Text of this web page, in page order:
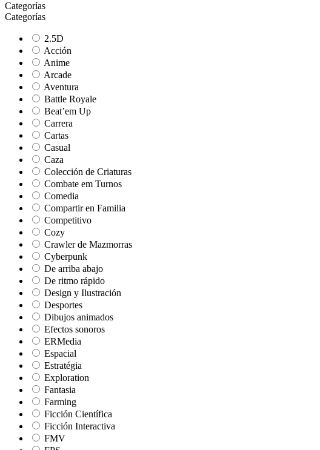
Categorías
Categorías
2.5D
Acción
Anime
Arcade
Aventura
Battle Royale
Beat’em Up
Carrera
Cartas
Casual
Caza
Colección de Criaturas
Combate em Turnos
Comedia
Compartir en Familia
Competitivo
Cozy
Crawler de Mazmorras
Cyberpunk
De arriba abajo
De ritmo rápido
Design y Ilustración
Desportes
Dibujos animados
Efectos sonoros
ERMedia
Espacial
Estratégia
Exploration
Fantasia
Farming
Ficción Científica
Ficción Interactiva
FMV